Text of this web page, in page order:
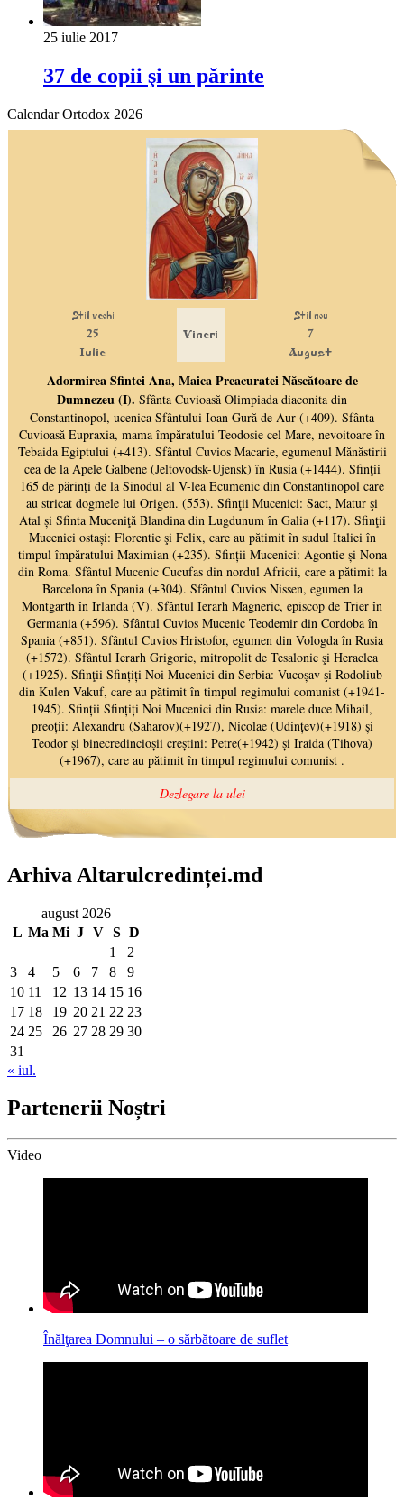
25 iulie 2017
37 de copii şi un părinte
Calendar Ortodox 2026
Arhiva Altarulcredinței.md
august 2026
L Ma Mi J V S D
1
2
3
4 5 6 7 8
9
10 11 12 13 14 15 16
17 18 19 20 21 22 23
24 25 26 27 28 29 30
31
« iul.
Partenerii Noștri
Video
Înălţarea Domnului – o sărbătoare de suflet